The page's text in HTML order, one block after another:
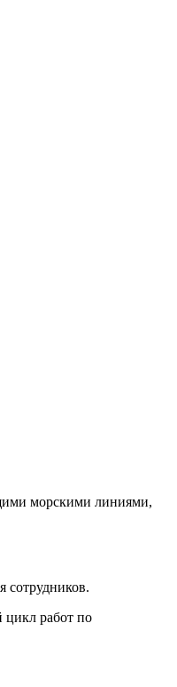
морскими линиями,
сотрудников.
цикл работ по